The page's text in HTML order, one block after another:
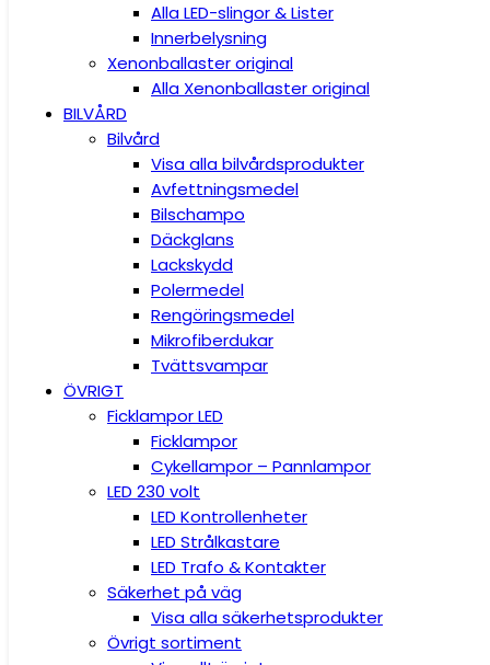
Alla LED-slingor & Lister
Innerbelysning
Xenonballaster original
Alla Xenonballaster original
BILVÅRD
Bilvård
Visa alla bilvårdsprodukter
Avfettningsmedel
Bilschampo
Däckglans
Lackskydd
Polermedel
Rengöringsmedel
Mikrofiberdukar
Tvättsvampar
ÖVRIGT
Ficklampor LED
Ficklampor
Cykellampor – Pannlampor
LED 230 volt
LED Kontrollenheter
LED Strålkastare
LED Trafo & Kontakter
Säkerhet på väg
Visa alla säkerhetsprodukter
Övrigt sortiment